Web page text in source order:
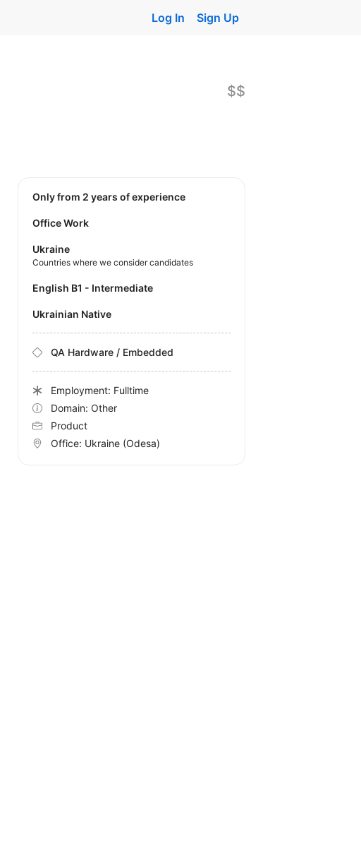
Log In Sign Up
$$
Only from 2 years of experience
Office Work
Ukraine
Countries where we consider candidates
English B1 - Intermediate
Ukrainian Native
QA Hardware / Embedded
Employment: Fulltime
Domain: Other
Product
Office: Ukraine (Odesa)